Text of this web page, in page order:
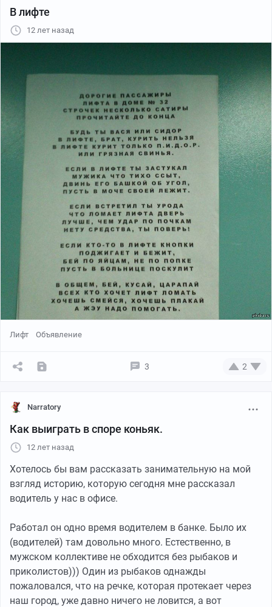
В лифте
12 лет назад
Лифт Объявление
3 2
Narratory
Как выиграть в споре коньяк.
12 лет назад
Хотелось бы вам рассказать занимательную на мой
взгляд историю, которую сегодня мне рассказал
водитель у нас в офисе.
Работал он одно время водителем в банке. Было их
(водителей) там довольно много. Естественно, в
мужском коллективе не обходится без рыбаков и
приколистов))) Один из рыбаков однажды
пожаловался, что на речке, которая протекает через
наш город, уже давно ничего не ловится, а вот